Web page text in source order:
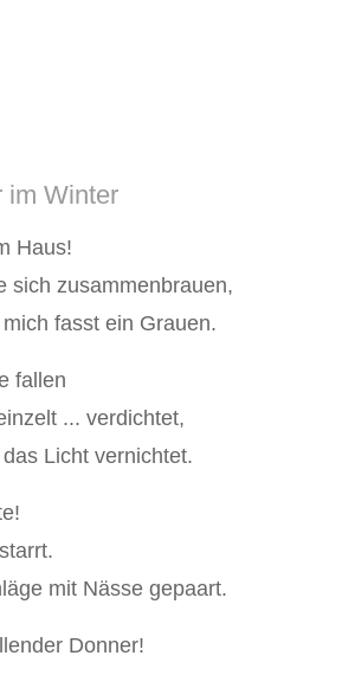
im Winter
Haus!
sich zusammenbrauen,
fasst ein Grauen.
fallen
... verdichtet,
Licht vernichtet.
mit Nässe gepaart.
Donner!